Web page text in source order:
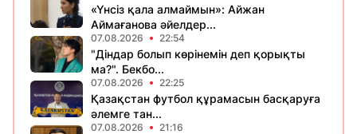
«Үнсіз қала алмаймын»: Айжан
Аймағанова әйелдер...
07.08.2026 22:54
"Діндар болып көрінемін деп қорықты
ма?". Бекбо...
07.08.2026 22:25
Қазақстан футбол құрамасын басқаруға
әлемге тан...
07.08.2026 21:16